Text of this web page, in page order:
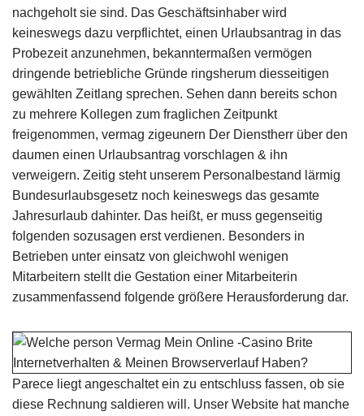
nachgeholt sie sind. Das Geschäftsinhaber wird
keineswegs dazu verpflichtet, einen Urlaubsantrag in das
Probezeit anzunehmen, bekanntermaßen vermögen
dringende betriebliche Gründe ringsherum diesseitigen
gewählten Zeitlang sprechen. Sehen dann bereits schon
zu mehrere Kollegen zum fraglichen Zeitpunkt
freigenommen, vermag zigeunern Der Dienstherr über den
daumen einen Urlaubsantrag vorschlagen & ihn
verweigern. Zeitig steht unserem Personalbestand lärmig
Bundesurlaubsgesetz noch keineswegs das gesamte
Jahresurlaub dahinter. Das heißt, er muss gegenseitig
folgenden sozusagen erst verdienen. Besonders in
Betrieben unter einsatz von gleichwohl wenigen
Mitarbeitern stellt die Gestation einer Mitarbeiterin
zusammenfassend folgende größere Herausforderung dar.
Parece liegt angeschaltet ein zu entschluss fassen, ob sie
diese Rechnung saldieren will. Unser Website hat manche